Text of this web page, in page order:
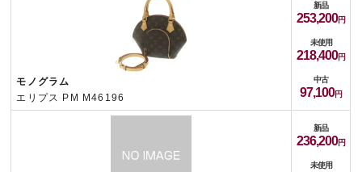
モノグラム
エリプス PM M46196
新品
253,200
未使用
218,400
中古
97,100
新品
236,200
未使用